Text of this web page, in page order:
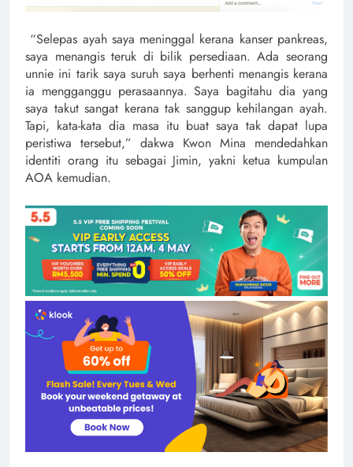
“Selepas ayah saya meninggal kerana kanser pankreas,
saya menangis teruk di bilik persediaan. Ada seorang
unnie ini tarik saya suruh saya berhenti menangis kerana
ia mengganggu perasaannya. Saya bagitahu dia yang
saya takut sangat kerana tak sanggup kehilangan ayah.
Tapi, kata-kata dia masa itu buat saya tak dapat lupa
peristiwa tersebut,” dakwa Kwon Mina mendedahkan
identiti orang itu sebagai Jimin, yakni ketua kumpulan
AOA kemudian.